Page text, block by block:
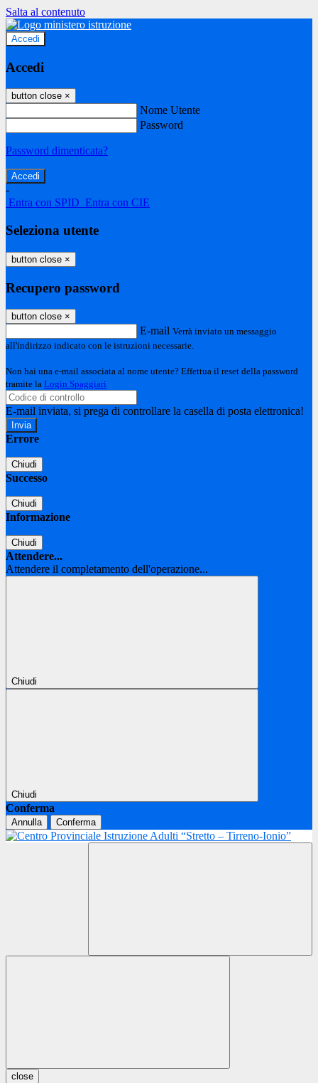
Salta al contenuto
Accedi
Accedi
button close ×
Nome Utente
Password
Password dimenticata?
-
Entra con SPID Entra con CIE
Seleziona utente
button close ×
Recupero password
button close ×
E-mail Verrà inviato un messaggio
all'indirizzo indicato con le istruzioni necessarie.
Non hai una e-mail associata al nome utente? Effettua il reset della password
tramite la Login Spaggiari
E-mail inviata, si prega di controllare la casella di posta elettronica!
Errore
Chiudi
Successo
Chiudi
Informazione
Chiudi
Attendere...
Attendere il completamento dell'operazione...
Chiudi
Chiudi
Conferma
Annulla Conferma
close